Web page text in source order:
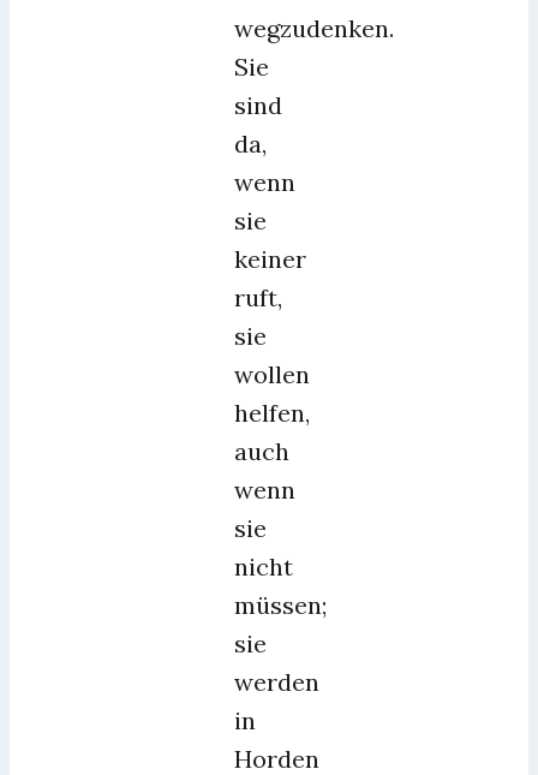
wegzudenken.
Sie
sind
da,
wenn
sie
keiner
ruft,
sie
wollen
helfen,
auch
wenn
sie
nicht
müssen;
sie
werden
in
Horden